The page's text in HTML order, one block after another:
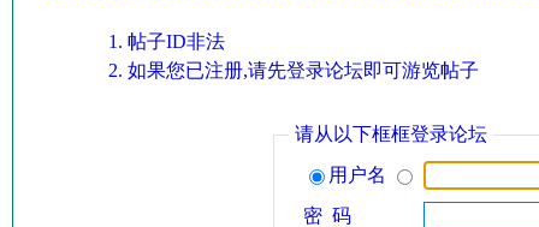
帖子ID非法
如果您已注册,请先登录论坛即可游览帖子
请从以下框框登录论坛
用户名
密 码